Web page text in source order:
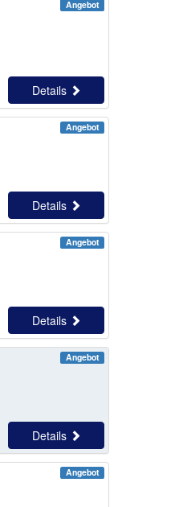
Angebot
Details
Angebot
Details
Angebot
Details
Angebot
Details
Angebot